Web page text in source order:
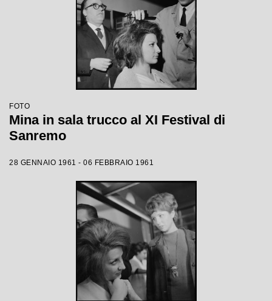
FOTO
Mina in sala trucco al XI Festival di
Sanremo
28 GENNAIO 1961 - 06 FEBBRAIO 1961